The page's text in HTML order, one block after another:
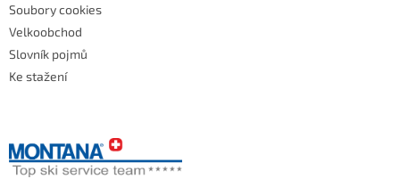
Soubory cookies
Velkoobchod
Slovník pojmů
Ke stažení